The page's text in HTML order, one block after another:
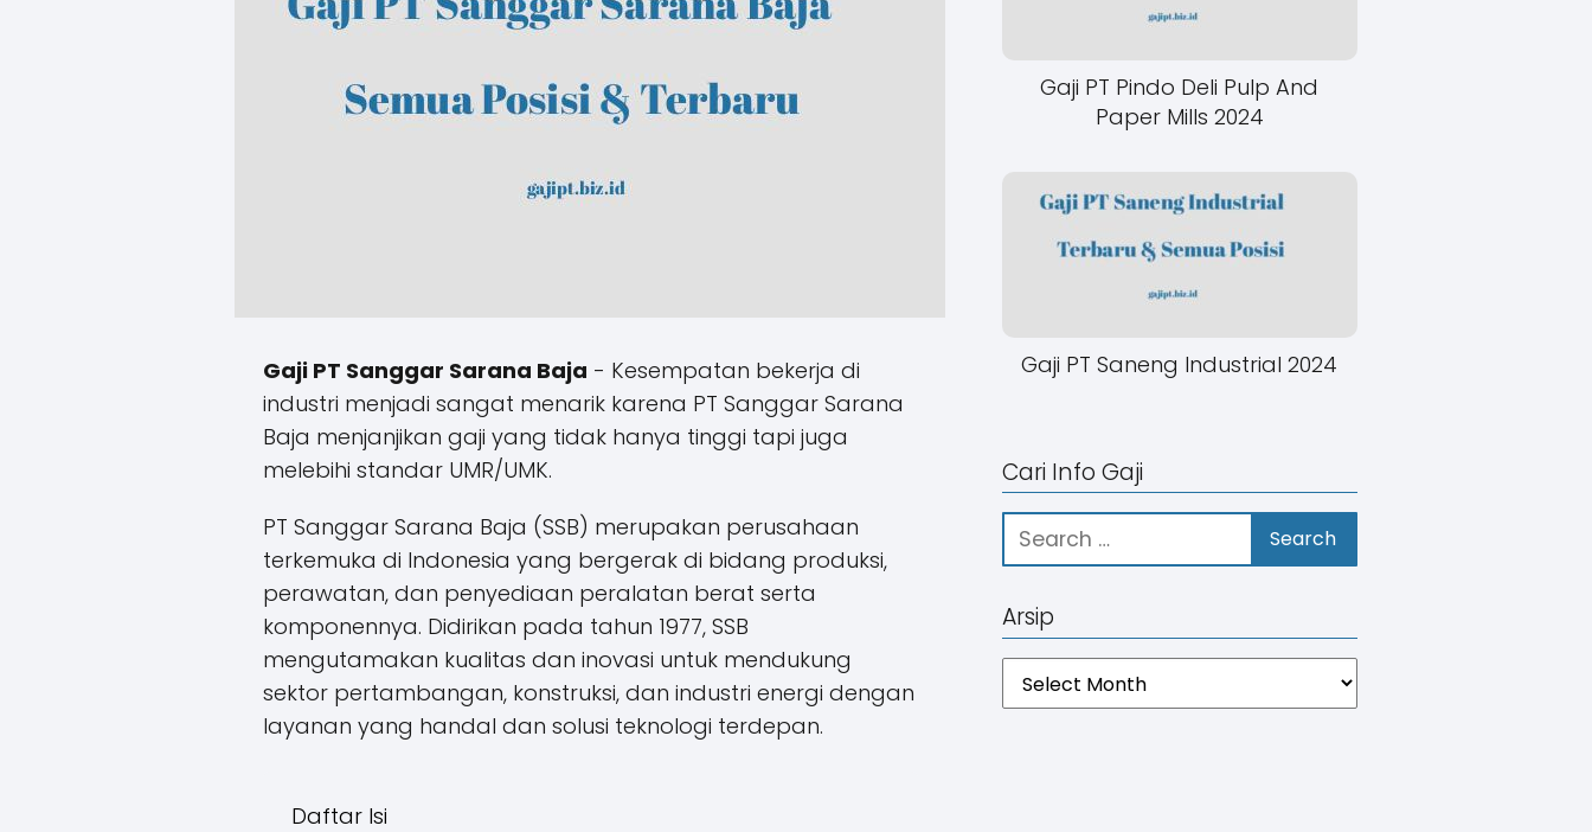
Gaji PT Sanggar Sarana Baja - Kesempatan bekerja di
industri menjadi sangat menarik karena PT Sanggar Sarana
Baja menjanjikan gaji yang tidak hanya tinggi tapi juga
melebihi standar UMR/UMK.
PT Sanggar Sarana Baja (SSB) merupakan perusahaan
terkemuka di Indonesia yang bergerak di bidang produksi,
perawatan, dan penyediaan peralatan berat serta
komponennya. Didirikan pada tahun 1977, SSB
mengutamakan kualitas dan inovasi untuk mendukung
sektor pertambangan, konstruksi, dan industri energi dengan
layanan yang handal dan solusi teknologi terdepan.
Daftar Isi
Gaji PT Pindo Deli Pulp And
Paper Mills 2024
Gaji PT Saneng Industrial 2024
Cari Info Gaji
Arsip
Arsip